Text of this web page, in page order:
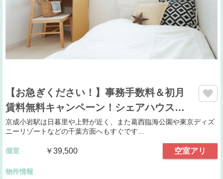
【お急ぎください！】事務手数料＆初月
賃料無料キャンペーン！シェアハウス…
京成小岩駅は日暮里や上野が近く、また葛西臨海公園や東京ディズ
ニーリゾートなどの千葉方面へもすぐです…
個室 ￥39,500 空室アリ
物件情報